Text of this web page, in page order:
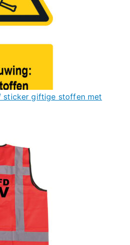
sticker giftige stoffen met